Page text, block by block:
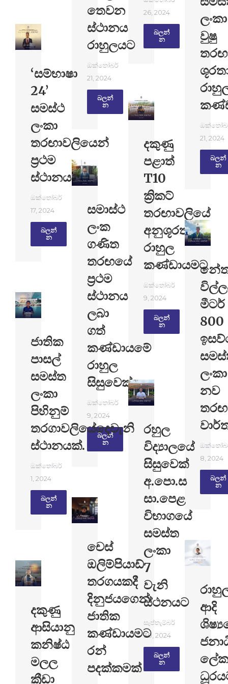
26, 2024
බලන්​
න
තෙවන
ස්ථානය
රාහුලයට
ඔක්තෝබර්
21, 2024
බලන්​
න
ලංකා
වුෂු
21, 2024
බලන්​
න
‘සම්භාෂා
24’
සමස්ථ
ලංකා
තරඟාවලියෙන්
ප්‍රථම
ස්ථානයක්
ඔක්තෝබර්
17, 2024
බලන්​
න
දකුණු
පළාත්
T10
ක්‍රිකට්
තරඟාවලියේ
අනුශූරතාවය
රාහුල
කණ්ඩායමට
ඔක්තෝබර්
9, 2024
බලන්​
න
සමාස්ථ
ලංක
ගණිත
තරඟයේ
ප්‍රථම
ස්ථානය
ලබා
ගත්
කණ්ඩායමේ
රාහුල
සිසුවෙක්
ඔක්තෝබර්
9, 2024
බලන්​
න
මීටර්
800
ලංකා
නව
තරඟ
8, 2024
බලන්​
න
ජාතික
පාසල්
සමස්ත
ලංකා
පිහිනුම්
තරගාවලියේදෙවැනි
ස්ථානයක්.
ඔක්තෝබර්
1, 2024
බලන්​
න
රහුල
විද්‍යාලයේ
සිසුවෙක්
අ.පො.ස
සා.පෙළ
විභාගයේ
සමස්ත
ලංකා
7
වැනි
ස්ථනයට
සැප්තැම්බර්
30, 2024
බලන්​
න
චෙස්
ඔලිම්පියාඩ්
තරගයකදී
දිනුජයගෙන්
ජාතික
කණ්ඩායමට
රන්
පදක්කමක්
ආදි
දකුණු
ආසියානු
කනිෂ්ඨ
මලල
ක්‍රීඩා